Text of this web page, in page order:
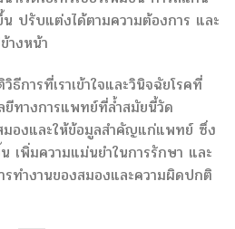
ปรับแต่งได้ตามความต้องการ และ
างหน้า
การที่เราเข้าใจและวินิจฉัยโรคที่
ยีทางการแพทย์ที่ล้ำสมัยนี้วัด
มองและให้ข้อมูลสำคัญแก่แพทย์ ซึ่ง
เพิ่มความแม่นยำในการรักษา และ
ทำงานของสมองและความผิดปกติ